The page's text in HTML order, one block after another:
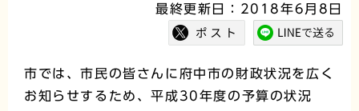
最終更新日：2018年6月8日
市では、市民の皆さんに府中市の財政状況を広く
お知らせするため、平成30年度の予算の状況